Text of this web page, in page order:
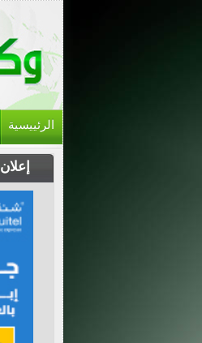
الرئييسية
إعلان